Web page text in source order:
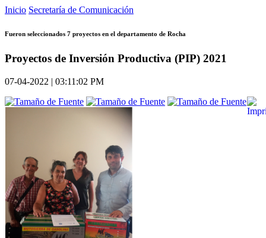
Inicio Secretaría de Comunicación
Fueron seleccionados 7 proyectos en el departamento de Rocha
Proyectos de Inversión Productiva (PIP) 2021
07-04-2022 | 03:11:02 PM